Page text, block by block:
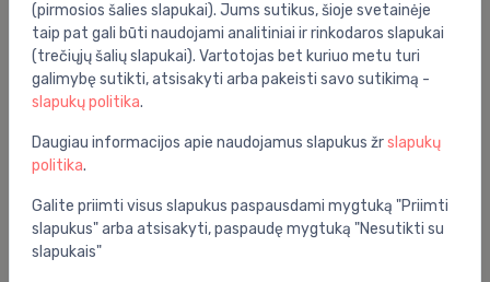
Zehnder
Technologie
(pirmosios šalies slapukai). Jums sutikus, šioje svetainėje
taip pat gali būti naudojami analitiniai ir rinkodaros slapukai
(trečiųjų šalių slapukai). Vartotojas bet kuriuo metu turi
galimybę sutikti, atsisakyti arba pakeisti savo sutikimą -
slapukų politika.
Daugiau informacijos apie naudojamus slapukus žrslapukų
politika.
Galite priimti visus slapukus paspausdami mygtuką "Priimti
slapukus" arba atsisakyti, paspaudę mygtuką "Nesutikti su
slapukais"